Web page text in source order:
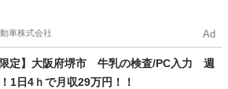
車株式会社 Ad
限定】大阪府堺市 牛乳の検査/PC入力 週
1日4ｈで月収29万円！！